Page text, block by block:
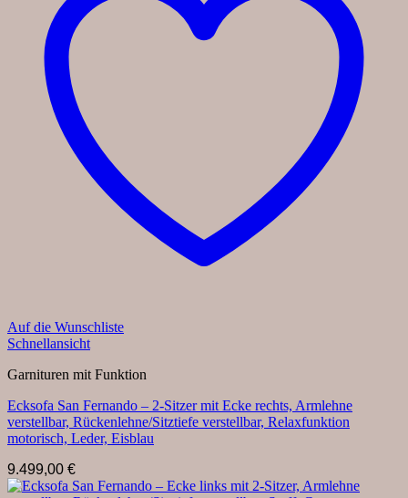
Auf die Wunschliste
Schnellansicht
Garnituren mit Funktion
Ecksofa San Fernando – 2-Sitzer mit Ecke rechts, Armlehne
verstellbar, Rückenlehne/Sitztiefe verstellbar, Relaxfunktion
motorisch, Leder, Eisblau
9.499,00 €